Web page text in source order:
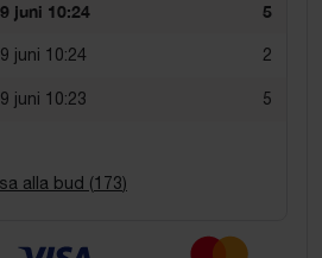
juni 10:24 5
juni 10:24 2
juni 10:23 5
alla bud (173)